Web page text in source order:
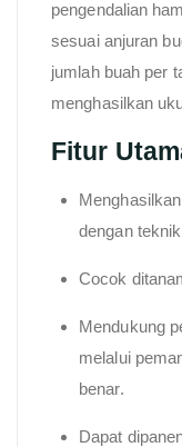
pengendalian
sesuai anjuran
jumlah buah per
menghasilkan
Fitur
dengan
Cocok
Mendukung
melalui
benar.
Dapat